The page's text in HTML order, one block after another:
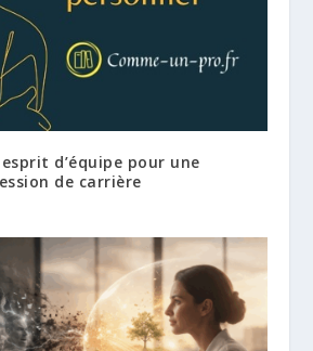
d’équipe pour une
de carrière